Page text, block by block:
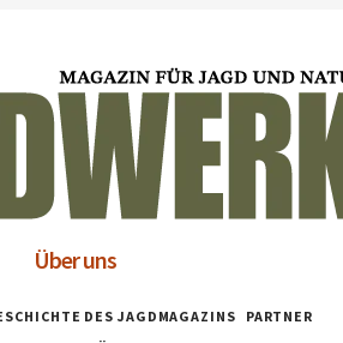
Über uns
DES JAGDMAGAZINS
PARTNER